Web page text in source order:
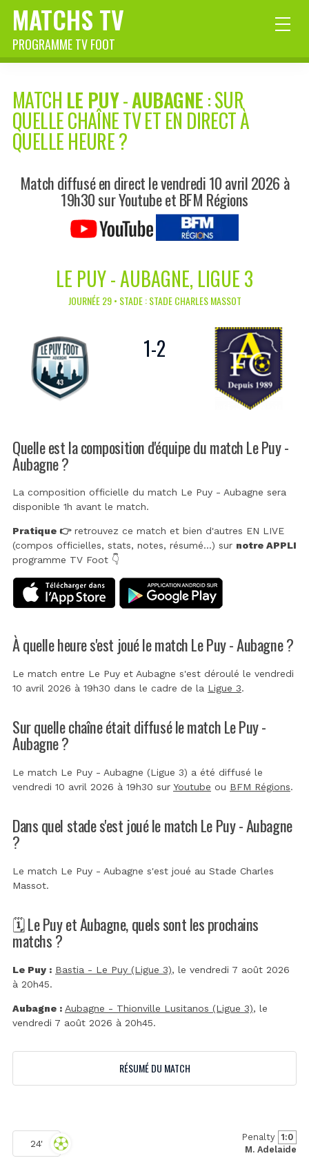
MATCHS TV
PROGRAMME TV FOOT
MATCH LE PUY-AUBAGNE: SUR
QUELLE CHAÎNE TV ET EN DIRECT À
QUELLE HEURE ?
Match diffusé en direct le vendredi 10 avril 2026 à
19h30 sur Youtube et BFM Régions
LE PUY - AUBAGNE, LIGUE 3
JOURNÉE 29 • STADE : STADE CHARLES MASSOT
1-2
Quelle est la composition d'équipe du match Le Puy -
Aubagne ?
La composition officielle du match Le Puy - Aubagne sera
disponible 1h avant le match.
Pratique 👉retrouvez ce match et bien d'autres EN LIVE
(compos officielles, stats, notes, résumé...) sur notre APPLI
programme TV Foot 👇
À quelle heure s'est joué le match Le Puy - Aubagne ?
Le match entre Le Puy et Aubagne s'est déroulé le vendredi
10 avril 2026 à 19h30 dans le cadre de la Ligue 3.
Sur quelle chaîne était diffusé le match Le Puy -
Aubagne ?
Le match Le Puy - Aubagne (Ligue 3) a été diffusé le
vendredi 10 avril 2026 à 19h30 sur Youtube ou BFM Régions.
Dans quel stade s'est joué le match Le Puy - Aubagne
?
Le match Le Puy - Aubagne s'est joué au Stade Charles
Massot.
🗓️ Le Puy et Aubagne, quels sont les prochains
matchs ?
Le Puy : Bastia - Le Puy (Ligue 3), le vendredi 7 août 2026
à 20h45.
Aubagne : Aubagne - Thionville Lusitanos (Ligue 3), le
vendredi 7 août 2026 à 20h45.
RÉSUMÉ DU MATCH
24'
Penalty 1:0
M. Adelaide